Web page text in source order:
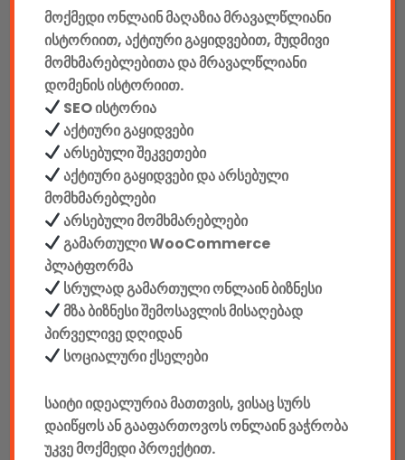
აღწერა დამატებითი ინფორმაცია
მწარმოებელი: Denver
მიკროფონი: კი
მუშაობის დისტანცია: 10 მ
ბატარეა: 300mAh
დატენვის დრო: 2 საათი
მუშაობა სიმღერის მოსმენის რეჟიმში: 6 საათი
Bluetooth ვერსია: V4.2 – Supports HFT, A2DP & AVRCP
მოქმედი ონლაინ მაღაზია მრავალწლიანი
ისტორიით, აქტიური გაყიდვებით, მუდმივი
მომხმარებლებითა და მრავალწლიანი
დომენის ისტორიით.
SEO ისტორია
აქტიური გაყიდვები
არსებული შეკვეთები
აქტიური გაყიდვები და არსებული
მომხმარებლები
არსებული მომხმარებლები
გამართული WooCommerce
პლატფორმა
სრულად გამართული ონლაინ ბიზნესი
მზა ბიზნესი შემოსავლის მისაღებად
პირველივე დღიდან
სოციალური ქსელები
საიტი იდეალურია მათთვის, ვისაც სურს
დაიწყოს ან გააფართოვოს ონლაინ ვაჭრობა
უკვე მოქმედი პროექტით.